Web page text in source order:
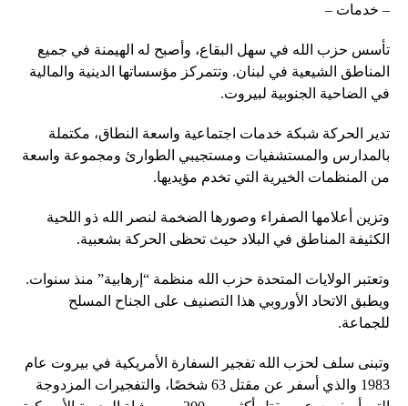
– خدمات –
تأسس حزب الله في سهل البقاع، وأصبح له الهيمنة في جميع
المناطق الشيعية في لبنان. وتتمركز مؤسساتها الدينية والمالية
في الضاحية الجنوبية لبيروت.
تدير الحركة شبكة خدمات اجتماعية واسعة النطاق، مكتملة
بالمدارس والمستشفيات ومستجيبي الطوارئ ومجموعة واسعة
من المنظمات الخيرية التي تخدم مؤيديها.
وتزين أعلامها الصفراء وصورها الضخمة لنصر الله ذو اللحية
الكثيفة المناطق في البلاد حيث تحظى الحركة بشعبية.
وتعتبر الولايات المتحدة حزب الله منظمة “إرهابية” منذ سنوات.
ويطبق الاتحاد الأوروبي هذا التصنيف على الجناح المسلح
للجماعة.
وتبنى سلف لحزب الله تفجير السفارة الأمريكية في بيروت عام
1983 والذي أسفر عن مقتل 63 شخصًا، والتفجيرات المزدوجة